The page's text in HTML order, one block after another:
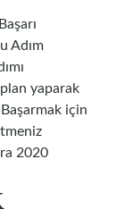
Adım
plan yaparak
için
2020